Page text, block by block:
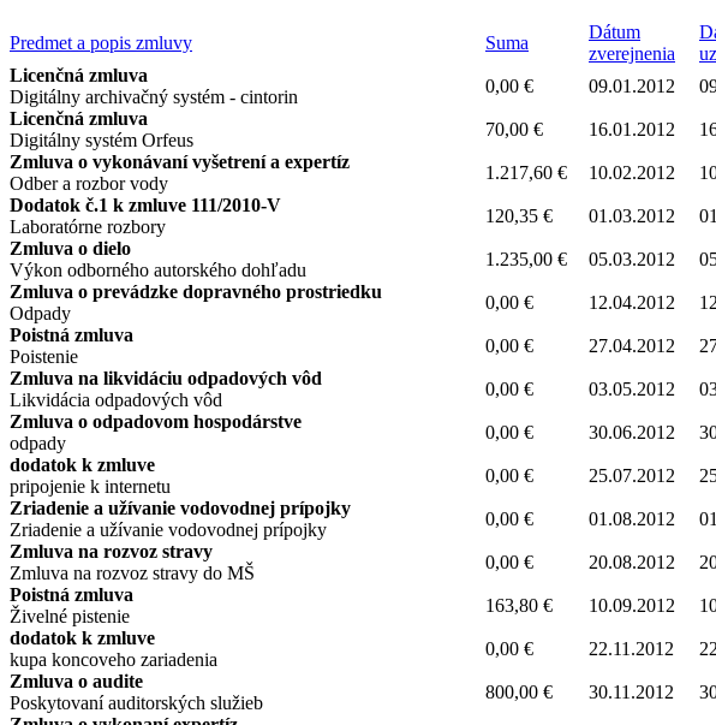
Predmet a popis zmluvy Suma
Dátum
zverejnenia
Licenčná zmluva
Digitálny archivačný systém - cintorin
0,00 € 09.01.2012
Licenčná zmluva
Digitálny systém Orfeus
70,00 € 16.01.2012
Zmluva o vykonávaní vyšetrení a expertíz
Odber a rozbor vody
1.217,60 € 10.02.2012
Dodatok č.1 k zmluve 111/2010-V
Laboratórne rozbory
120,35 € 01.03.2012
Zmluva o dielo
Výkon odborného autorského dohľadu
1.235,00 € 05.03.2012
Zmluva o prevádzke dopravného prostriedku
Odpady
0,00 € 12.04.2012
Poistná zmluva
Poistenie
0,00 € 27.04.2012
Zmluva na likvidáciu odpadových vôd
Likvidácia odpadových vôd
0,00 € 03.05.2012
Zmluva o odpadovom hospodárstve
odpady
0,00 € 30.06.2012
dodatok k zmluve
pripojenie k internetu
0,00 € 25.07.2012
Zriadenie a užívanie vodovodnej prípojky
Zriadenie a užívanie vodovodnej prípojky
0,00 € 01.08.2012
Zmluva na rozvoz stravy
Zmluva na rozvoz stravy do MŠ
0,00 € 20.08.2012
Poistná zmluva
Živelné pistenie
163,80 € 10.09.2012
dodatok k zmluve
kupa koncoveho zariadenia
0,00 € 22.11.2012
Zmluva o audite
Poskytovaní auditorských služieb
800,00 € 30.11.2012